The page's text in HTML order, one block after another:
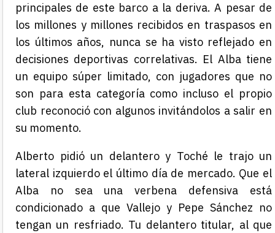
principales de este barco a la deriva. A pesar de
los millones y millones recibidos en traspasos en
los últimos años, nunca se ha visto reflejado en
decisiones deportivas correlativas. El Alba tiene
un equipo súper limitado, con jugadores que no
son para esta categoría como incluso el propio
club reconoció con algunos invitándolos a salir en
su momento.
Alberto pidió un delantero y Toché le trajo un
lateral izquierdo el último día de mercado. Que el
Alba no sea una verbena defensiva está
condicionado a que Vallejo y Pepe Sánchez no
tengan un resfriado. Tu delantero titular, al que